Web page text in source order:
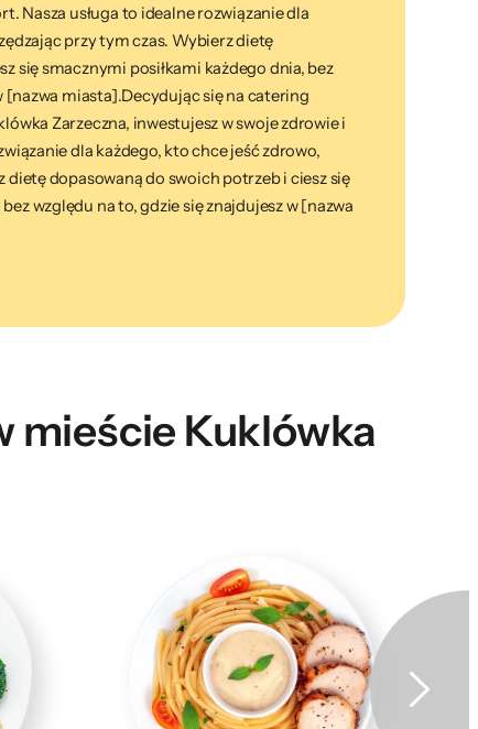
Nasza usługa to idealne rozwiązanie dla
przy tym czas. Wybierz dietę
się smacznymi posiłkami każdego dnia, bez
[nazwa miasta].Decydując się na catering
Zarzeczna, inwestujesz w swoje zdrowie i
dla każdego, kto chce jeść zdrowo,
dietę dopasowaną do swoich potrzeb i ciesz się
względu na to, gdzie się znajdujesz w [nazwa
mieście Kuklówka